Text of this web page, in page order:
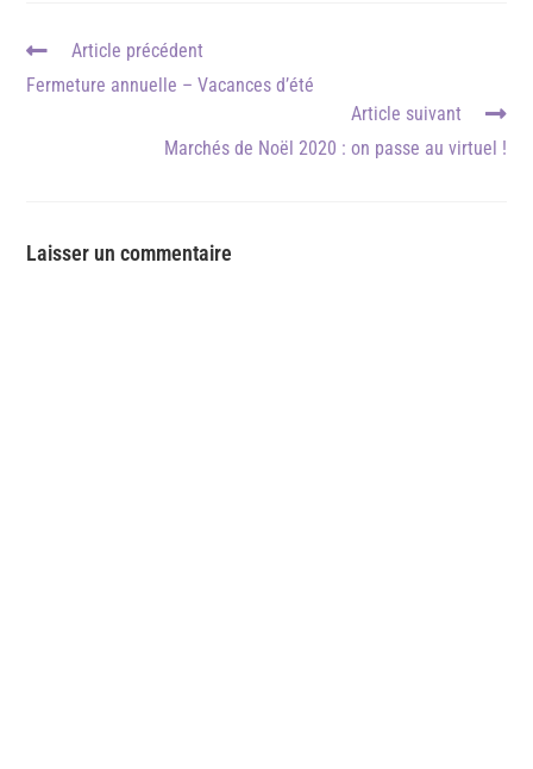
Article précédent
Fermeture annuelle – Vacances d’été
Article suivant
Marchés de Noël 2020 : on passe au virtuel !
Laisser un commentaire